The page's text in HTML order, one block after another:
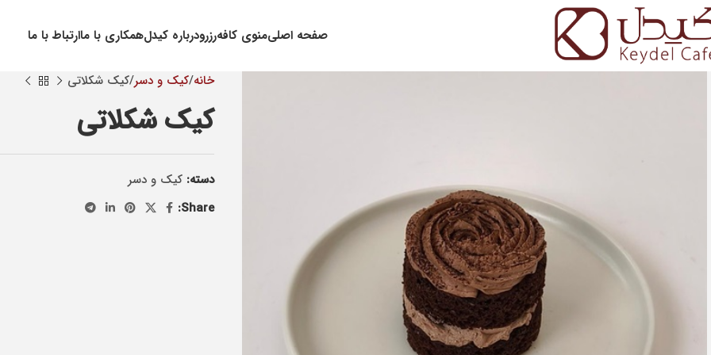
صفحه اصلیمنوی کافهرزرودرباره کیدلهمکاری با ماارتباط با ما
خانه کيک و دسر کیک شکلاتی
کیک شکلاتی
دسته: کيک و دسر
Share: